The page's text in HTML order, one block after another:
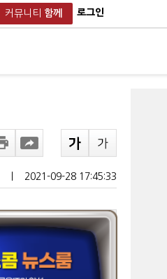
커뮤니티 함께 로그인
2021-09-28 17:45:33